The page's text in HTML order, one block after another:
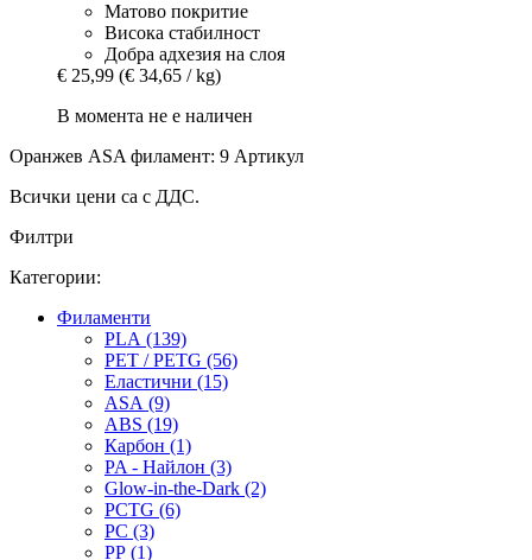
Матово покритие
Висока стабилност
Добра адхезия на слоя
€ 25,99 (€ 34,65 / kg)
В момента не е наличен
Оранжев ASA филамент: 9 Артикул
Всички цени са с ДДС.
Филтри
Категории:
Филаменти
PLA (139)
PET / PETG (56)
Еластични (15)
ASA (9)
ABS (19)
Карбон (1)
PA - Найлон (3)
Glow-in-the-Dark (2)
PCTG (6)
PC (3)
PP (1)